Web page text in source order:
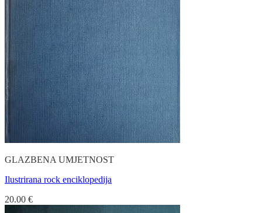
GLAZBENA UMJETNOST
Ilustrirana rock enciklopedija
20.00 €